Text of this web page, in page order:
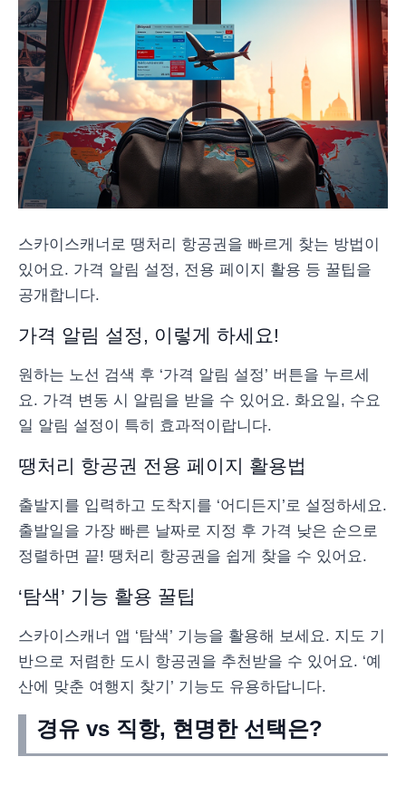
스카이스캐너로 땡처리 항공권을 빠르게 찾는 방법이
있어요. 가격 알림 설정, 전용 페이지 활용 등 꿀팁을
공개합니다.
가격 알림 설정, 이렇게 하세요!
원하는 노선 검색 후 ‘가격 알림 설정’ 버튼을 누르세
요. 가격 변동 시 알림을 받을 수 있어요. 화요일, 수요
일 알림 설정이 특히 효과적이랍니다.
땡처리 항공권 전용 페이지 활용법
출발지를 입력하고 도착지를 ‘어디든지’로 설정하세요.
출발일을 가장 빠른 날짜로 지정 후 가격 낮은 순으로
정렬하면 끝! 땡처리 항공권을 쉽게 찾을 수 있어요.
‘탐색’ 기능 활용 꿀팁
스카이스캐너 앱 ‘탐색’ 기능을 활용해 보세요. 지도 기
반으로 저렴한 도시 항공권을 추천받을 수 있어요. ‘예
산에 맞춘 여행지 찾기’ 기능도 유용하답니다.
경유 vs 직항, 현명한 선택은?